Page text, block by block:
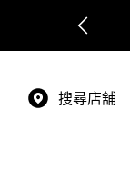
搜尋店舖